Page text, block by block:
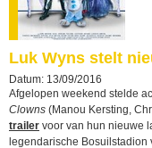
Luk Wyns stelt
Datum: 13/09/2016
Afgelopen weekend stelde
Clowns (Manou Kersting,
trailer voor van hun nieuwe
legendarische Bosuilstadion